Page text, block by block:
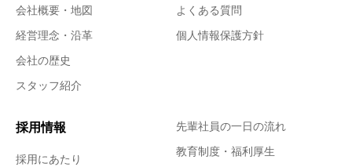
会社概要・地図
経営理念・沿革
会社の歴史
スタッフ紹介
よくある質問
個人情報保護方針
採用情報
採用にあたり
先輩社員の一日の流れ
教育制度・福利厚生